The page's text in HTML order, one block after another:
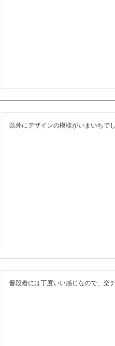
以外にデザインの模様がいまいちで
普段着には丁度いい感じなので、楽